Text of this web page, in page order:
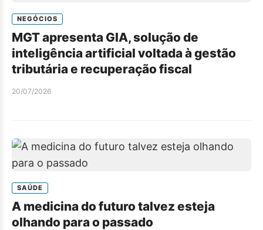
NEGÓCIOS
MGT apresenta GIA, solução de
inteligência artificial voltada à gestão
tributária e recuperação fiscal
20/07/2026
SAÚDE
A medicina do futuro talvez esteja
olhando para o passado